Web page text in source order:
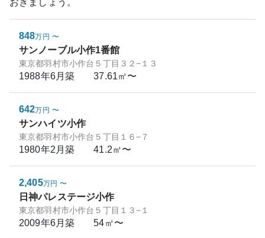
おきましょう。
848万円 〜
サンノーブル小作1番館
東京都羽村市小作台５丁目３２−１３
1988年6月築 37.61㎡〜
642万円 〜
サンハイツ小作
東京都羽村市小作台５丁目１６−７
1980年2月築 41.2㎡〜
2,405万円 〜
日神パレステージ小作
東京都羽村市小作台５丁目１３−１
2009年6月築 54㎡〜